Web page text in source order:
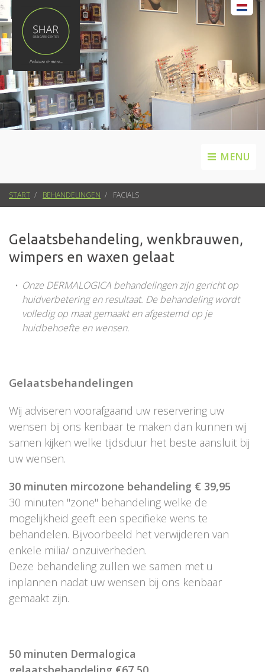
MENU
START BEHANDELINGEN FACIALS
Gelaatsbehandeling, wenkbrauwen,
wimpers en waxen gelaat
Onze DERMALOGICA behandelingen zijn gericht op
huidverbetering en resultaat. De behandeling wordt
volledig op maat gemaakt en afgestemd op je
huidbehoefte en wensen.
Gelaatsbehandelingen
Wij adviseren voorafgaand uw reservering uw
wensen bij ons kenbaar te maken dan kunnen wij
samen kijken welke tijdsduur het beste aansluit bij
uw wensen.
30 minuten mircozone behandeling € 39,95
30 minuten ''zone'' behandeling welke de
mogelijkheid geeft een specifieke wens te
behandelen. Bijvoorbeeld het verwijderen van
enkele milia/ onzuiverheden.
Deze behandeling zullen we samen met u
inplannen nadat uw wensen bij ons kenbaar
gemaakt zijn.
50 minuten Dermalogica